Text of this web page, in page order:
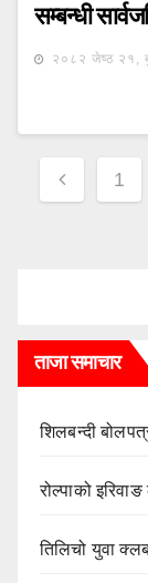
सम्बन्धी
२०८२ जेष्ठ २१,
Posts
1
ताजा समाचार
शिलबन्दी
रोल्पाको
तिलिचो युवा